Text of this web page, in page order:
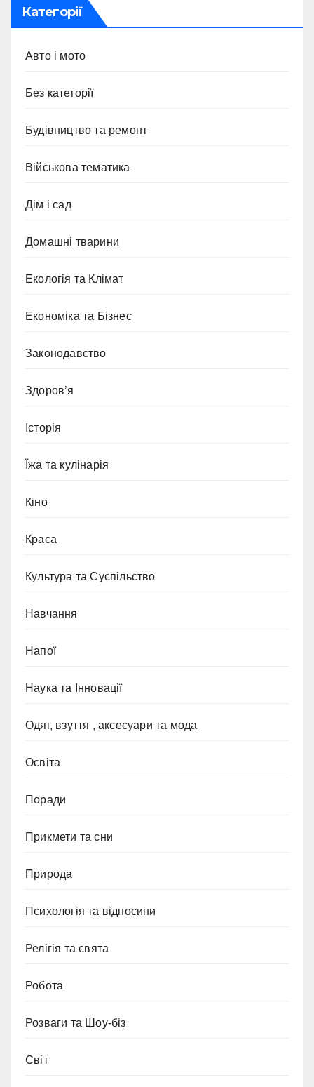
Категорії
Авто і мото
Без категорії
Будівництво та ремонт
Військова тематика
Дім і сад
Домашні тварини
Екологія та Клімат
Економіка та Бізнес
Законодавство
Здоров’я
Історія
Їжа та кулінарія
Кіно
Краса
Культура та Суспільство
Навчання
Напої
Наука та Інновації
Одяг, взуття , аксесуари та мода
Освіта
Поради
Прикмети та сни
Природа
Психологія та відносини
Релігія та свята
Робота
Розваги та Шоу-біз
Світ